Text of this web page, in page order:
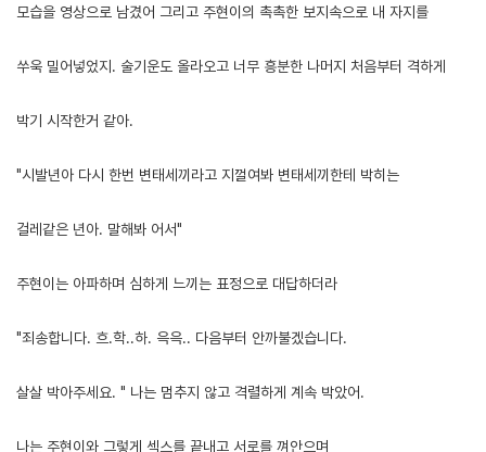
모습을 영상으로 남겼어 그리고 주현이의 촉촉한 보지속으로 내 자지를
쑤욱 밀어넣었지. 술기운도 올라오고 너무 흥분한 나머지 처음부터 격하게
박기 시작한거 같아.
"시발년아 다시 한번 변태세끼라고 지껄여봐 변태세끼한테 박히는
걸레같은 년아. 말해봐 어서"
주현이는 아파하며 심하게 느끼는 표정으로 대답하더라
"죄송합니다. 흐.학..하. 윽윽.. 다음부터 안까불겠습니다.
살살 박아주세요. " 나는 멈추지 않고 격렬하게 계속 박았어.
나는 주현이와 그렇게 섹스를 끝내고 서로를 껴안으며